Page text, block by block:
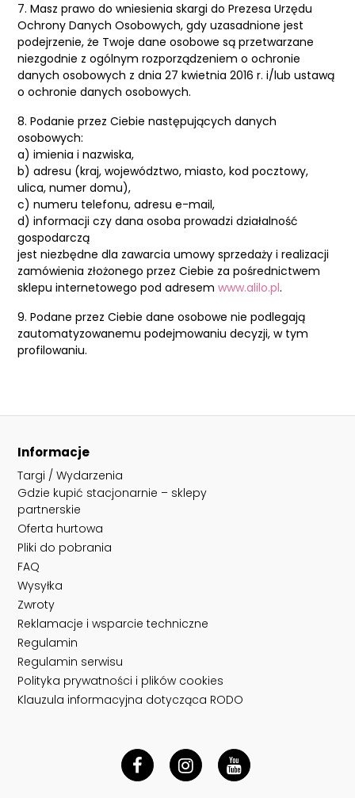
7. Masz prawo do wniesienia skargi do Prezesa Urzędu
Ochrony Danych Osobowych, gdy uzasadnione jest
podejrzenie, że Twoje dane osobowe są przetwarzane
niezgodnie z ogólnym rozporządzeniem o ochronie
danych osobowych z dnia 27 kwietnia 2016 r. i/lub ustawą
o ochronie danych osobowych.
8. Podanie przez Ciebie następujących danych
osobowych:
a) imienia i nazwiska,
b) adresu (kraj, województwo, miasto, kod pocztowy,
ulica, numer domu),
c) numeru telefonu, adresu e-mail,
d) informacji czy dana osoba prowadzi działalność
gospodarczą
jest niezbędne dla zawarcia umowy sprzedaży i realizacji
zamówienia złożonego przez Ciebie za pośrednictwem
sklepu internetowego pod adresem www.alilo.pl.
9. Podane przez Ciebie dane osobowe nie podlegają
zautomatyzowanemu podejmowaniu decyzji, w tym
profilowaniu.
Informacje
Targi / Wydarzenia
Gdzie kupić stacjonarnie – sklepy
partnerskie
Oferta hurtowa
Pliki do pobrania
FAQ
Wysyłka
Zwroty
Reklamacje i wsparcie techniczne
Regulamin
Regulamin serwisu
Polityka prywatności i plików cookies
Klauzula informacyjna dotycząca RODO